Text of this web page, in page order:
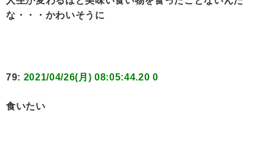
な・・・かわいそうに
79: 2021/04/26(月) 08:05:44.20 0
食いたい